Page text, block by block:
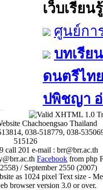
เว็บเรียนรู้
ศูนย์กา
บทเรีย
ดนตรีไท
ปพิชญา​ อ่
Chachoengsao Thailand
038-518779, 038-
515126
call 201 e-mail : brr@brr.ac.th
Facebook from php
/ September 2550 (2007)
as 1024 pixel Text size -
browser version 3.0 or over.